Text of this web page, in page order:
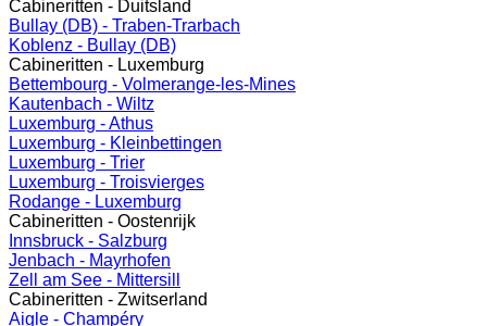
Cabineritten - Duitsland
Bullay (DB) - Traben-Trarbach
Koblenz - Bullay (DB)
Cabineritten - Luxemburg
Bettembourg - Volmerange-les-Mines
Kautenbach - Wiltz
Luxemburg - Athus
Luxemburg - Kleinbettingen
Luxemburg - Trier
Luxemburg - Troisvierges
Rodange - Luxemburg
Cabineritten - Oostenrijk
Innsbruck - Salzburg
Jenbach - Mayrhofen
Zell am See - Mittersill
Cabineritten - Zwitserland
Aigle - Champéry